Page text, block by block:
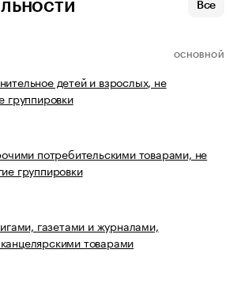
Все
ОСНОВНОЙ
детей и взрослых, не
группировки
потребительскими товарами, не
группировки
газетами и журналами,
товарами